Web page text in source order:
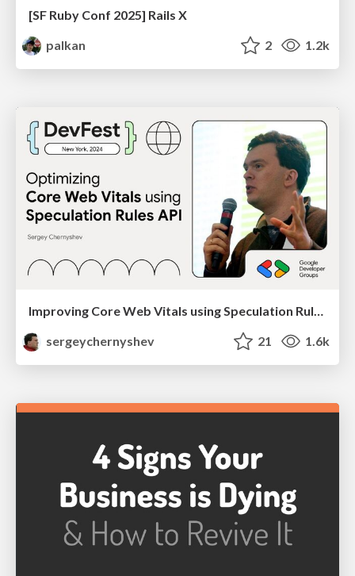
[SF Ruby Conf 2025] Rails X
palkan
2 1.2k
Improving Core Web Vitals using Speculation Rules API
sergeychernyshev
21 1.6k